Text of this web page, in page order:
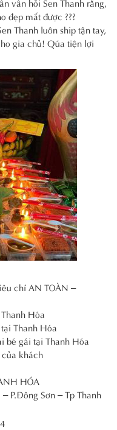
đẹp mắt được ???
Thanh luôn ship tận tay,
gia chủ! Qúa tiện lợi
chí AN TOÀN –
Hóa
Thanh Hóa
bé gái tại Thanh Hóa
khách
HÓA
P.Đông Sơn – Tp Thanh